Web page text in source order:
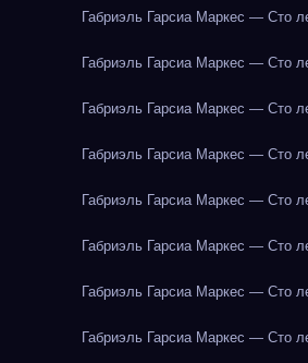
Габриэль Гарсиа Маркес — Сто
Габриэль Гарсиа Маркес — Сто
Габриэль Гарсиа Маркес — Сто
Габриэль Гарсиа Маркес — Сто
Габриэль Гарсиа Маркес — Сто
Габриэль Гарсиа Маркес — Сто
Габриэль Гарсиа Маркес — Сто
Габриэль Гарсиа Маркес — Сто